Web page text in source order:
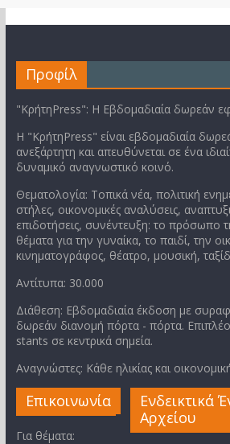
Προφίλ
"ΚρήτηPress": Η Εβδομαδιαία δωρεάν
Η "ΚρήτηPress" είναι εβδομαδιαία
ανεξάρτητη και απευθύνεται σε ένα
δυναμικό αναγνωστικό κοινό.
Θεματολογία: Τοπικά νέα, πολιτική
στήλες, οικονομικές αναλύσεις,
επιδοτήσεις, συνέντευξη: το πρόσωπο
θέματα για την γυναίκα, το παιδί, την
κινηματογράφος, θέατρο, μουσική,
Αντίτυπα: 30.000
Διάθεση: Εβδομαδιαία έκδοση με
δωρεάν διανομή πόρτα - πόρτα.
stants σε κεντρικά σημεία.
Αναγνώστες: Κάθε ηλικίας και
Επικοινωνία
Για θέματα:
Ενδεικτικά
Αρχείου